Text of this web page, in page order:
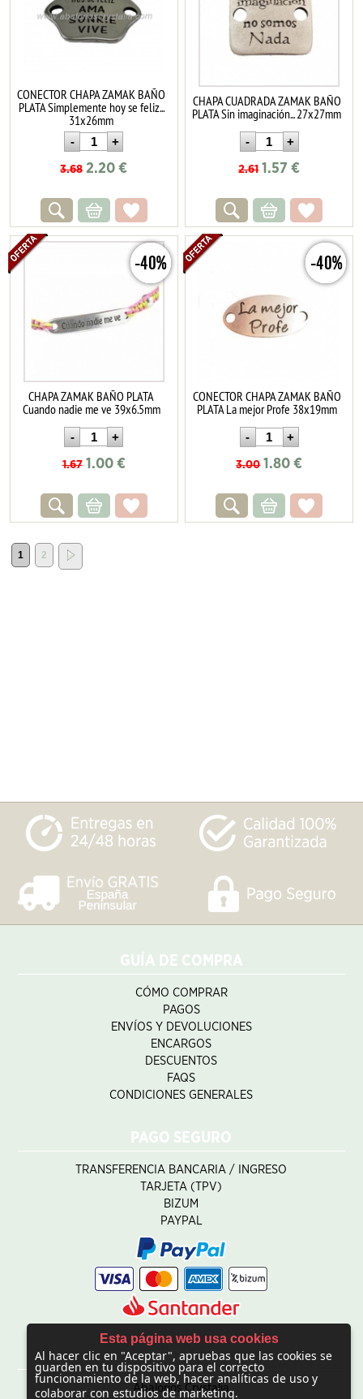
CONECTOR CHAPA ZAMAK BAÑO
PLATA Simplemente hoy se feliz...
31x26mm
3.68 2.20 €
CHAPA CUADRADA ZAMAK BAÑO
PLATA Sin imaginación... 27x27mm
2.61 1.57 €
-40%
CHAPA ZAMAK BAÑO PLATA
Cuando nadie me ve 39x6.5mm
1.67 1.00€
-40%
CONECTOR CHAPA ZAMAK BAÑO
PLATA La mejor Profe 38x19mm
3.00 1.80 €
1 2
GUÍA DE COMPRA
CÓMO COMPRAR
PAGOS
ENVÍOS Y DEVOLUCIONES
ENCARGOS
DESCUENTOS
FAQS
CONDICIONES GENERALES
PAGO SEGURO
TRANSFERENCIA BANCARIA / INGRESO
TARJETA (TPV)
BIZUM
PAYPAL
CONTACTO
Abalorios Crystalia
Esta página web usa cookies
Al hacer clic en "Aceptar", apruebas que las cookies se
guarden en tu dispositivo para el correcto
funcionamiento de la web, hacer analíticas de uso y
colaborar con estudios de marketing.